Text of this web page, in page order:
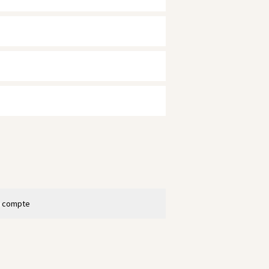
compte